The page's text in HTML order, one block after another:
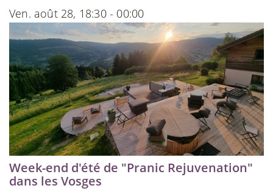
Ven. août 28, 18:30 - 00:00
Week-end d'été de "Pranic Rejuvenation"
dans les Vosges